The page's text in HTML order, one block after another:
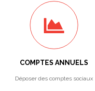
COMPTES ANNUELS
Déposer des comptes sociaux